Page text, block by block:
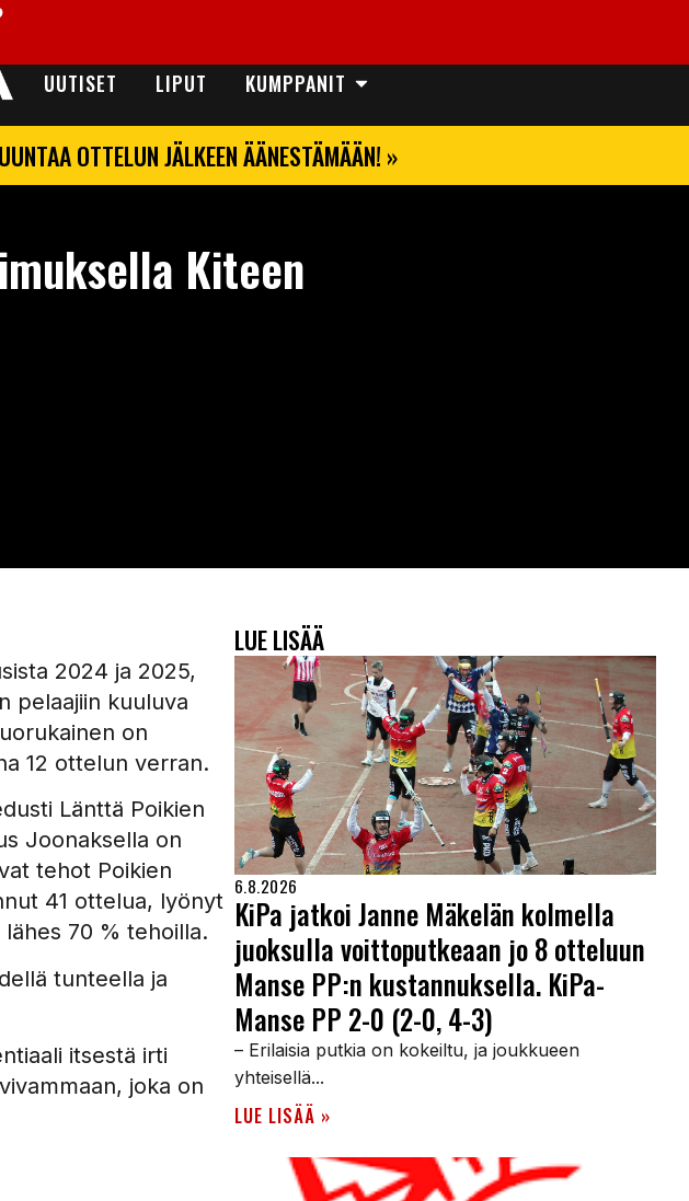
UUTISET LIPUT KUMPPANIT
OTTELUN JÄLKEEN ÄÄNESTÄMÄÄN! »
Kiteen
2024 ja 2025,
pelaajiin kuuluva
on
12 ottelun verran.
Länttä Poikien
Joonaksella on
tehot Poikien
41 ottelua, lyönyt
70 % tehoilla.
tunteella ja
itsestä irti
joka on
LUE LISÄÄ
6.8.2026
KiPa jatkoi Janne Mäkelän kolmella
juoksulla voittoputkeaan jo 8 otteluun
Manse PP:n kustannuksella. KiPa-
Manse PP 2-0 (2-0, 4-3)
– Erilaisia putkia on kokeiltu, ja joukkueen
yhteisellä...
LUE LISÄÄ »